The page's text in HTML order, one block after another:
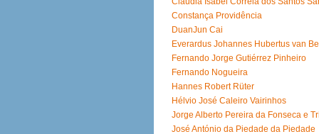
Constança Providência
DuanJun Cai
Everardus Johannes Hubertus van
Fernando Jorge Gutiérrez Pinheiro
Fernando Nogueira
Hannes Robert Rüter
Hélvio José Caleiro Vairinhos
Jorge Alberto Pereira da Fonseca e
José António da Piedade da Piedade